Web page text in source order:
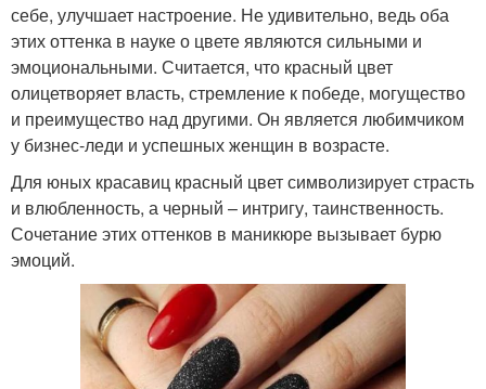
себе, улучшает настроение. Не удивительно, ведь оба
этих оттенка в науке о цвете являются сильными и
эмоциональными. Считается, что красный цвет
олицетворяет власть, стремление к победе, могущество
и преимущество над другими. Он является любимчиком
у бизнес-леди и успешных женщин в возрасте.
Для юных красавиц красный цвет символизирует страсть
и влюбленность, а черный – интригу, таинственность.
Сочетание этих оттенков в маникюре вызывает бурю
эмоций.